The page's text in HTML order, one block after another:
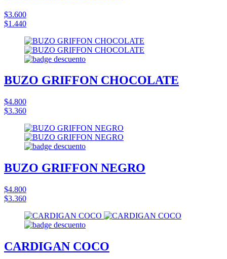
$3.600
$1.440
BUZO GRIFFON CHOCOLATE
$4.800
$3.360
BUZO GRIFFON NEGRO
$4.800
$3.360
CARDIGAN COCO